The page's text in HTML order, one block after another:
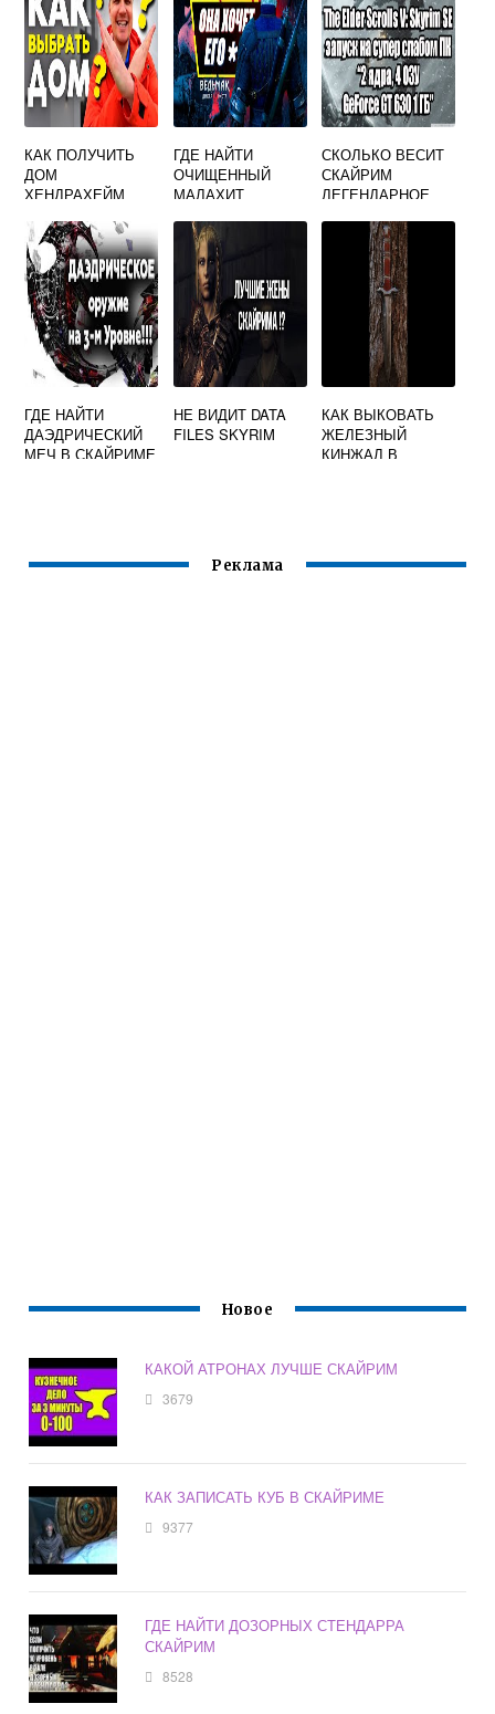
КАК ПОЛУЧИТЬ
ДОМ
ХЕНДРАХЕЙМ
ГДЕ НАЙТИ
ОЧИЩЕННЫЙ
МАЛАХИТ
СКОЛЬКО ВЕСИТ
СКАЙРИМ
ЛЕГЕНДАРНОЕ
ГДЕ НАЙТИ
ДАЭДРИЧЕСКИЙ
МЕЧ В СКАЙРИМЕ
НЕ ВИДИТ DATA
FILES SKYRIM
КАК ВЫКОВАТЬ
ЖЕЛЕЗНЫЙ
КИНЖАЛ В
Реклама
Новое
КАКОЙ АТРОНАХ ЛУЧШЕ СКАЙРИМ
3679
КАК ЗАПИСАТЬ КУБ В СКАЙРИМЕ
9377
ГДЕ НАЙТИ ДОЗОРНЫХ СТЕНДАРРА
СКАЙРИМ
8528